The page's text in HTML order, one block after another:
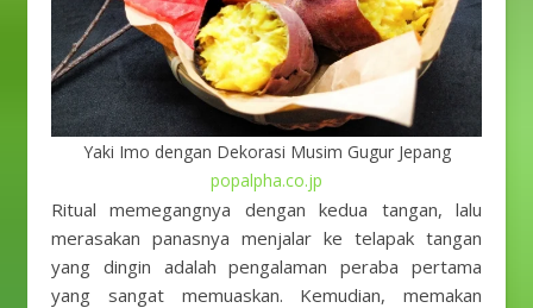
Yaki Imo dengan Dekorasi Musim Gugur Jepang
popalpha.co.jp
Ritual memegangnya dengan kedua tangan, lalu
merasakan panasnya menjalar ke telapak tangan
yang dingin adalah pengalaman peraba pertama
yang sangat memuaskan. Kemudian, memakan